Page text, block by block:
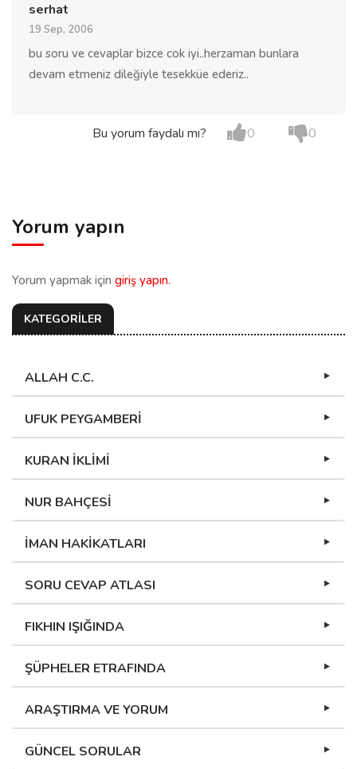
serhat
19 Sep, 2006
bu soru ve cevaplar bizce cok iyi..herzaman bunlara
devam etmeniz dileğiyle tesekküe ederiz..
Bu yorum faydalı mı? 0 0
Yorum yapın
Yorum yapmak için giriş yapın.
KATEGORİLER
ALLAH C.C.
UFUK PEYGAMBERİ
KURAN İKLİMİ
NUR BAHÇESİ
İMAN HAKİKATLARI
SORU CEVAP ATLASI
FIKHIN IŞIĞINDA
ŞÜPHELER ETRAFINDA
ARAŞTIRMA VE YORUM
GÜNCEL SORULAR